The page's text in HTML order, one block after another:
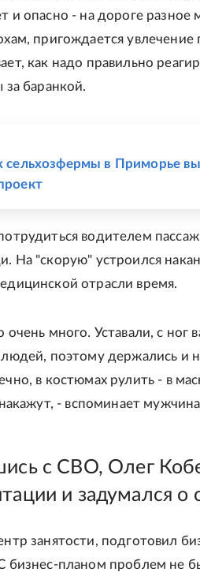
и опасно - на дороге разное
пригождается увлечение
как надо правильно
за баранкой.
сельхозфермы в Приморье
водителем
На "скорую" устроился
отрасли время.
много. Уставали, с ног
людей, поэтому держались и
в костюмах рулить - в
- вспоминает
с СВО, Олег
и задумался о
занятости, подготовил
бизнес-планом проблем не